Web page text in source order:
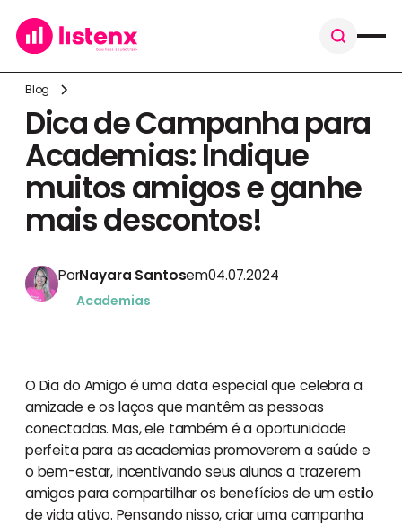
Blog
Dica de Campanha para
Academias: Indique
muitos amigos e ganhe
mais descontos!
PorNayara Santosem04.07.2024
Academias
O Dia do Amigo é uma data especial que celebra a
amizade e os laços que mantêm as pessoas
conectadas. Mas, ele também é a oportunidade
perfeita para as academias promoverem a saúde e
o bem-estar, incentivando seus alunos a trazerem
amigos para compartilhar os benefícios de um estilo
de vida ativo. Pensando nisso, criar uma campanha